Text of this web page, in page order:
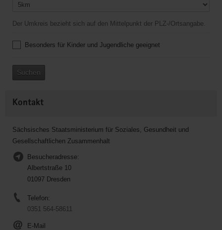
Der Umkreis bezieht sich auf den Mittelpunkt der PLZ-/Ortsangabe.
Besonders für Kinder und Jugendliche geeignet
Suchen
Kontakt
Sächsisches Staatsministerium für Soziales, Gesundheit und
Gesellschaftlichen Zusammenhalt
Besucheradresse:
Albertstraße 10
01097 Dresden
Telefon:
0351 564-58611
E-Mail